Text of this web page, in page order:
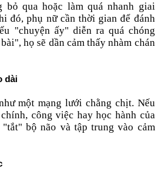
bỏ qua hoặc làm quá nhanh giai
đó, phụ nữ cần thời gian để đánh
"chuyện ấy" diễn ra quá chóng
họ sẽ dần cảm thấy nhàm chán
dài
một mạng lưới chằng chịt. Nếu
công việc hay học hành của
bộ não và tập trung vào cảm